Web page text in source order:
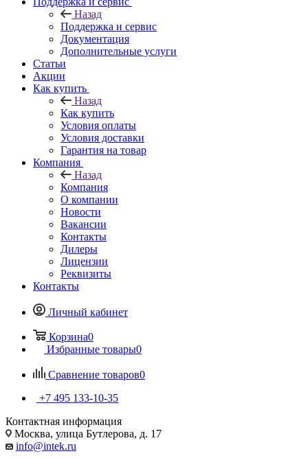
Назад
Поддержка и сервис
Документация
Дополнительные услуги
Статьи
Акции
Как купить
Назад
Как купить
Условия оплаты
Условия доставки
Гарантия на товар
Компания
Назад
Компания
О компании
Новости
Вакансии
Контакты
Дилеры
Лицензии
Реквизиты
Контакты
Личный кабинет
Корзина0
Избранные товары0
Сравнение товаров0
+7 495 133-10-35
Контактная информация
Москва, улица Бутлерова, д. 17
info@intek.ru